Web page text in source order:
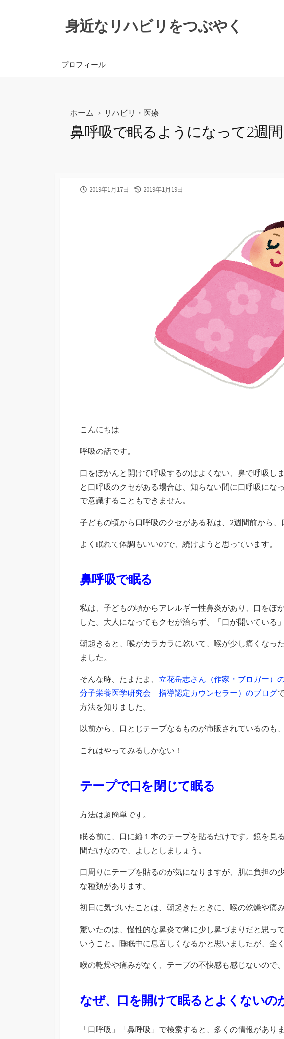
身近なリハビリをつぶやく
プロフィール
ホーム > リハビリ・医療
鼻呼吸で眠るようになって2週
公
2019年1月17日
最
2019年1月19日
こんにちは
呼吸の話です。
口をぽかんと開けて呼吸するのはよくない、鼻で呼吸し
と口呼吸のクセがある場合は、知らない間に口呼吸にな
で意識することもできません。
子どもの頃から口呼吸のクセがある私は、2週間前から、
よく眠れて体調もいいので、続けようと思っています。
鼻呼吸で眠る
私は、子どもの頃からアレルギー性鼻炎があり、口をぽ
した。大人になってもクセが治らず、「口が開いている
朝起きると、喉がカラカラに乾いて、喉が少し痛くなっ
ました。
そんな時、たまたま、 立花岳志さん（作家・ブロガー）
分子栄養医学研究会 指導認定カウンセラー）のブログ
方法を知りました。
以前から、口とじテープなるものが市販されているのも
これはやってみるしかない！
テープで口を閉じて眠る
方法は超簡単です。
眠る前に、口に縦１本のテープを貼るだけです。鏡を見
間だけなので、よしとしましょう。
口周りにテープを貼るのが気になりますが、肌に負担の
な種類があります。
初日に気づいたことは、朝起きたときに、喉の乾燥や痛
驚いたのは、慢性的な鼻炎で常に少し鼻づまりだと思っ
いうこと。睡眠中に息苦しくなるかと思いましたが、全
喉の乾燥や痛みがなく、テープの不快感も感じないので
なぜ、口を開けて眠るとよくないの
「口呼吸」「鼻呼吸」で検索すると、多くの情報がありま